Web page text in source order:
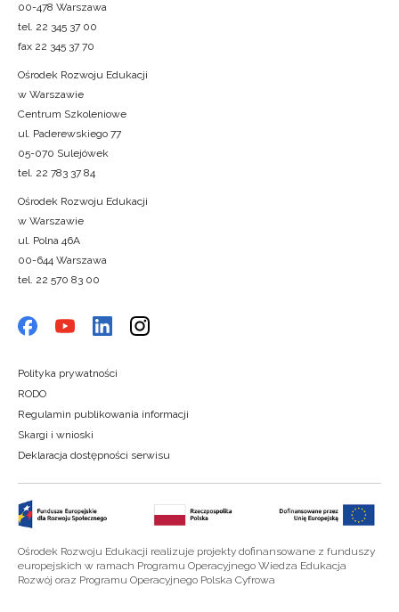
00-478 Warszawa
tel. 22 345 37 00
fax 22 345 37 70
Ośrodek Rozwoju Edukacji
w Warszawie
Centrum Szkoleniowe
ul. Paderewskiego 77
05-070 Sulejówek
tel. 22 783 37 84
Ośrodek Rozwoju Edukacji
w Warszawie
ul. Polna 46A
00-644 Warszawa
tel. 22 570 83 00
Polityka prywatności
RODO
Regulamin publikowania informacji
Skargi i wnioski
Deklaracja dostępności serwisu
Ośrodek Rozwoju Edukacji realizuje projekty dofinansowane z funduszy
europejskich w ramach Programu Operacyjnego Wiedza Edukacja
Rozwój oraz Programu Operacyjnego Polska Cyfrowa